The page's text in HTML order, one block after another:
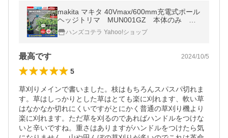
makita マキタ 40Vmax/600mm充電式ポール
ヘッジトリマ MUN001GZ 本体のみ ※
バッテリ・充電器別売
ハンズコテラ Yahoo!ショップ
最高です 2024/10/5
5
草刈りメインで書いました。枝はもちろんスパスパ切れま
す。草はしっかりとした草はとても楽に刈れます、軟い草
はなかなか切れにくいですがとにかく普通の草刈り機より
楽に刈れます。ただ草を刈るのであればハンドルをつけな
いと辛いですね。重さはありますがハンドルをつけたら気